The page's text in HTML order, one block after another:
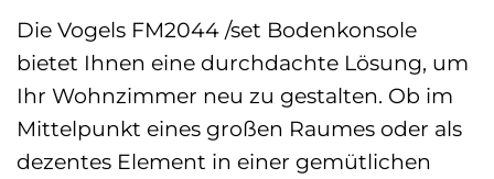
Die Vogels FM2044 /set Bodenkonsole
bietet Ihnen eine durchdachte Lösung, um
Ihr Wohnzimmer neu zu gestalten. Ob im
Mittelpunkt eines großen Raumes oder als
dezentes Element in einer gemütlichen